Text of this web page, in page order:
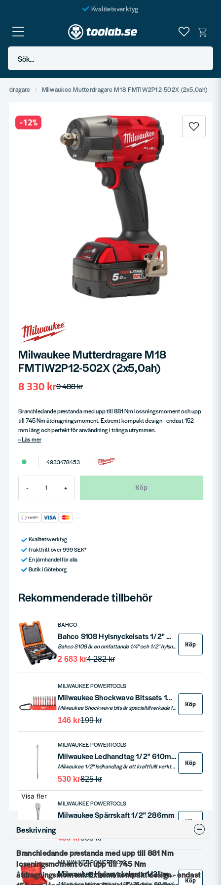
Kvalitetsverktyg
Fraktfritt över 999 SEK*
En järnhandel för alla
Sök...
Milwaukee Mutterdragare M18 FMTIW2P12-502X (2x5,0ah)
-12%
Milwaukee Mutterdragare M18
FMTIW2P12-502X (2x5,0ah)
9 488 kr
8 330 kr
Branchledande prestanda med upp till 881 Nm lossningsmoment och upp
till 745 Nm åtdragningsmoment. Extremt kompakt design - endast 152
mm lång och perfekt för användning i trånga utrymmen.
Läs mer
4933478453
- + Köp
Kvalitetsverktyg
Fraktfritt över 999 SEK*
En järnhandel för alla
Butik i Göteborg
Rekommenderade tillbehör
BAHCO
Bahco S108 Hylsnyckelsats 1/2" & 1/4" 108-delar
Bahco S108 är en omfattande 1/4" och 1/2" hylsnyckelsats, inklusive sexkantshylsor, Torx®-hylsor, bitshylsor, förlängare, T-stångshandtag, universalknutar, spärrhandtag, ledhylsnycklar, U-ringnycklar och mer. Tillverkad av högkvalitativ stållegering med matt yta, uppfyller den standarderna ISO 1174 och DIN 3120. Levereras i en HDPE-plastväska.
4 282 kr
2 683 kr
Köp
MILWAUKEE POWERTOOLS
Milwaukee Shockwave Bitssats 10-delar Impact 50mm
Milwaukee Shockwave bits är specialtillverkade för att tåla den höga belastningen från slagskruvdragare. Dessa 50 mm långa bits kommer förpackade i en praktisk bitshållare med karbinhake, perfekt för att hänga i bältet eller byxorna. Shockwave-serien är idealisk för heavy duty applikationer och erbjuder en omfattande lösning för alla borr- och fästningsbehov.
199 kr
146 kr
Köp
MILWAUKEE POWERTOOLS
Milwaukee Ledhandtag 1/2" 610mm
Milwaukee 1/2" ledhandtag är ett kraftfullt verktyg designat för att ge extra hävkraft vid lossning av tuffare bultar och muttrar. Med en längd på 24 tum (610 mm) och ett 180° vridbart huvud, är detta ledhandtag idealiskt för situationer som kräver ökad kraft och flexibilitet. Den vridbara konstruktionen gör det enkelt att komma åt i trånga utrymmen och ger användaren större kontroll under arbete. Ett robust och hållbart verktyg från Milwaukee, perfekt för mekaniker och hantverkare som behöver tillförlitlig kraft och manövrerbarhet.
825 kr
530 kr
Köp
MILWAUKEE POWERTOOLS
Milwaukee Spärrskaft 1/2" 286mm
803 kr
489 kr
Köp
MILWAUKEE POWERTOOLS
Milwaukee Hylsnyckelsats 1/2" mm 28-delar
Köp
Visa fler
Beskrivning
Branchledande prestanda med upp till 881 Nm
lossningsmoment och upp till 745 Nm
åtdragningsmoment. Extremt kompakt design - endast